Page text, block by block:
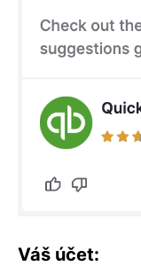
Váš účet: